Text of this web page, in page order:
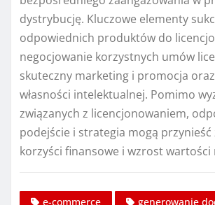
dystrybucję. Kluczowe elementy
odpowiednich produktów do
negocjowanie korzystnych umów
skuteczny marketing i promocja
własności intelektualnej. Pomimo
związanych z licencjonowaniem,
podejście i strategia mogą przynieść
korzyści finansowe i wzrost wartości
e-commerce generowanie